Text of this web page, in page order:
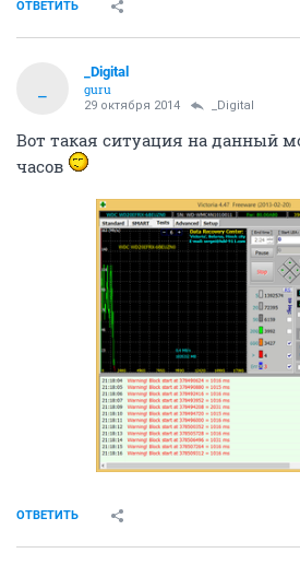
ОТВЕТИТЬ
_Digital
guru
29 октября 2014 _Digital
Вот такая ситуация на данный
часов
ОТВЕТИТЬ